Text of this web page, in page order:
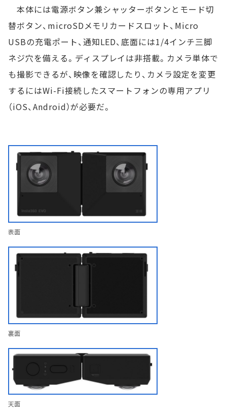
本体には電源ボタン兼シャッターボタンとモード切
替ボタン、microSDメモリカードスロット、Micro
USBの充電ポート、通知LED、底面には1/4インチ三脚
ネジ穴を備える。ディスプレイは非搭載。カメラ単体で
も撮影できるが、映像を確認したり、カメラ設定を変更
するにはWi-Fi接続したスマートフォンの専用アプリ
（iOS、Android）が必要だ。
表面
裏面
天面